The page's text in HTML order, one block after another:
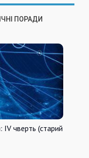
ПОРАДИ
IV чверть (старий